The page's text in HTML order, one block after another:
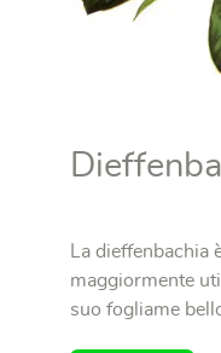
La
maggiormente
suo fogliame